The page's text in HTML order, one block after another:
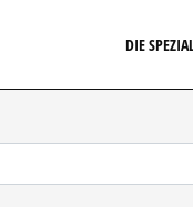
DIE